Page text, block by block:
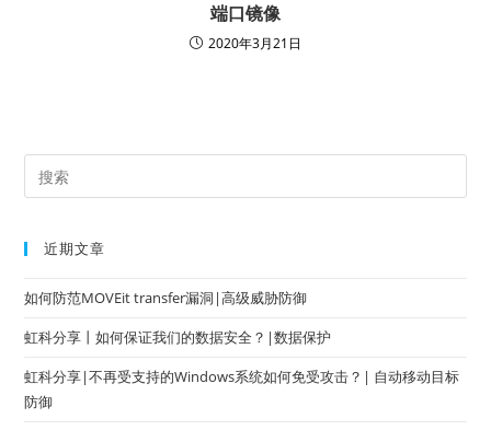
端口镜像
2020年3月21日
近期文章
如何防范MOVEit transfer漏洞|高级威胁防御
虹科分享丨如何保证我们的数据安全？|数据保护
虹科分享|不再受支持的Windows系统如何免受攻击？| 自动移动目标
防御